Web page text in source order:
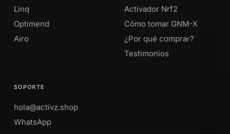
Linq
Optimend
Airo
Activador Nrf2
Cómo tomar GNM-X
¿Por qué comprar?
Testimonios
SOPORTE
hola@activz.shop
WhatsApp